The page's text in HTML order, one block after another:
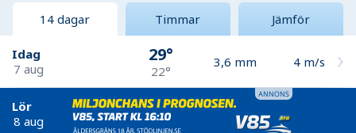
14 dagar Timmar Jämför
Idag
7 aug
29°
22°
3,6 mm 4 m/s
Lör
8 aug